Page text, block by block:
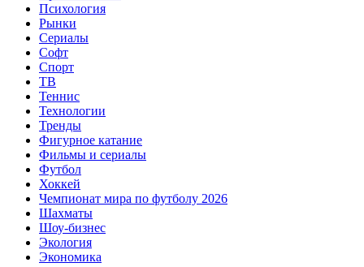
Психология
Рынки
Сериалы
Софт
Спорт
ТВ
Теннис
Технологии
Тренды
Фигурное катание
Фильмы и сериалы
Футбол
Хоккей
Чемпионат мира по футболу 2026
Шахматы
Шоу-бизнес
Экология
Экономика